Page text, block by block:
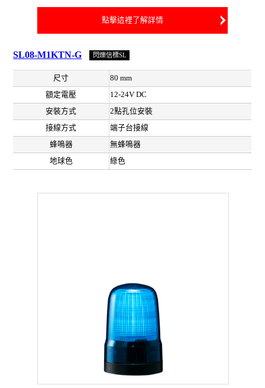
點擊這裡了解詳情
SL08-M1KTN-G 閃爍信標SL
尺寸
80 mm
額定電壓
12-24V DC
安裝方式
2點孔位安裝
接線方式
端子台接線
蜂鳴器
無蜂鳴器
地球色
綠色